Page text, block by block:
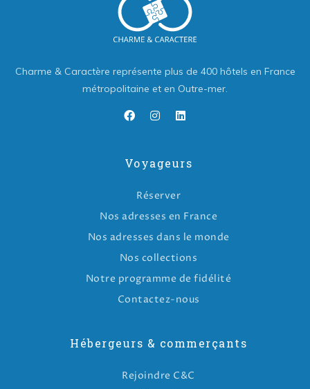
Charme & Caractère représente plus de 400 hôtels en France
métropolitaine et en Outre-mer.
Voyageurs
Réserver
Nos adresses en France
Nos adresses dans le monde
Nos collections
Notre programme de fidélité
Contactez-nous
Hébergeurs & commerçants
Rejoindre C&C